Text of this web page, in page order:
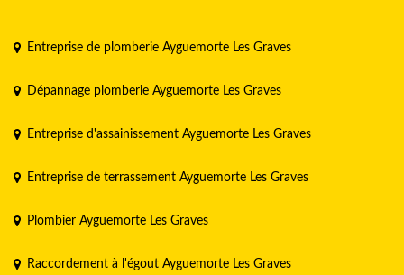
Entreprise de plomberie Ayguemorte Les Graves
Dépannage plomberie Ayguemorte Les Graves
Entreprise d'assainissement Ayguemorte Les Graves
Entreprise de terrassement Ayguemorte Les Graves
Plombier Ayguemorte Les Graves
Raccordement à l'égout Ayguemorte Les Graves